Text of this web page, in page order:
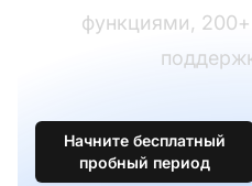
функциями,
Начните бесплатный
пробный период